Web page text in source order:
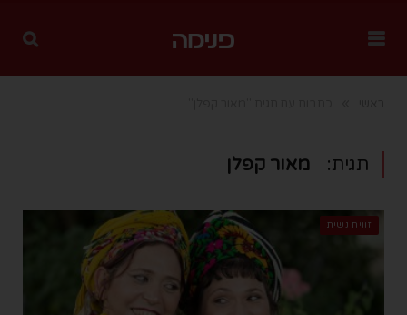
תגית: מאור קפלן
זווית נשית